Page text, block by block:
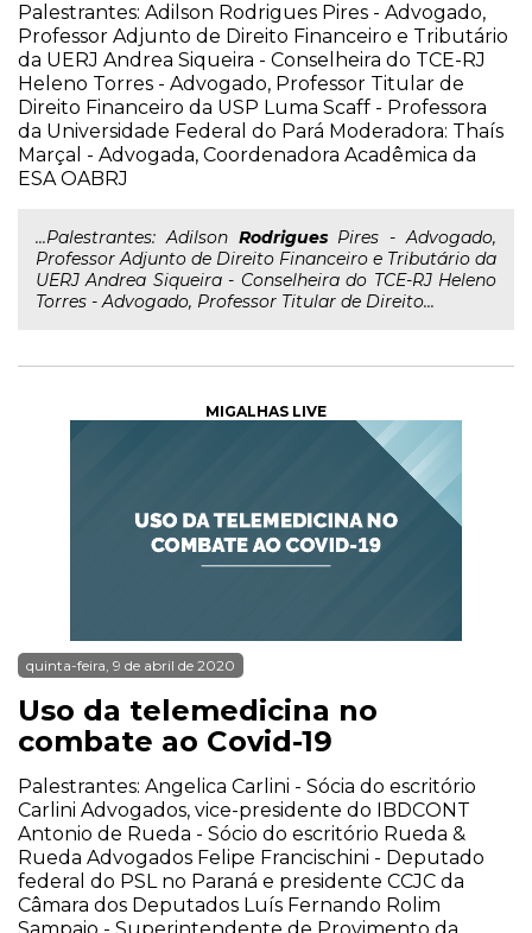
Palestrantes: Adilson Rodrigues Pires - Advogado,
Professor Adjunto de Direito Financeiro e Tributário
da UERJ Andrea Siqueira - Conselheira do TCE-RJ
Heleno Torres - Advogado, Professor Titular de
Direito Financeiro da USP Luma Scaff - Professora
da Universidade Federal do Pará Moderadora: Thaís
Marçal - Advogada, Coordenadora Acadêmica da
ESA OABRJ
...Palestrantes: Adilson RodriguesPires - Advogado,
Professor Adjunto de Direito Financeiro e Tributário da
UERJ Andrea Siqueira - Conselheira do TCE-RJ Heleno
Torres - Advogado, Professor Titular de Direito...
MIGALHAS LIVE
quinta-feira, 9 de abril de 2020
Uso da telemedicina no
combate ao Covid-19
Palestrantes: Angelica Carlini - Sócia do escritório
Carlini Advogados, vice-presidente do IBDCONT
Antonio de Rueda - Sócio do escritório Rueda &
Rueda Advogados Felipe Francischini - Deputado
federal do PSL no Paraná e presidente CCJC da
Câmara dos Deputados Luís Fernando Rolim